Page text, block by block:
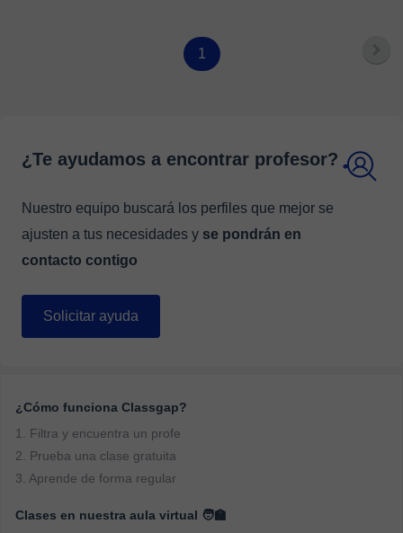
1
¿Te ayudamos a encontrar profesor?
Nuestro equipo buscará los perfiles que mejor se
ajusten a tus necesidades y se pondrán en
contacto contigo
Solicitar ayuda
¿Cómo funciona Classgap?
1. Filtra y encuentra un profe
2. Prueba una clase gratuita
3. Aprende de forma regular
Clases en nuestra aula virtual 🧑‍🏫